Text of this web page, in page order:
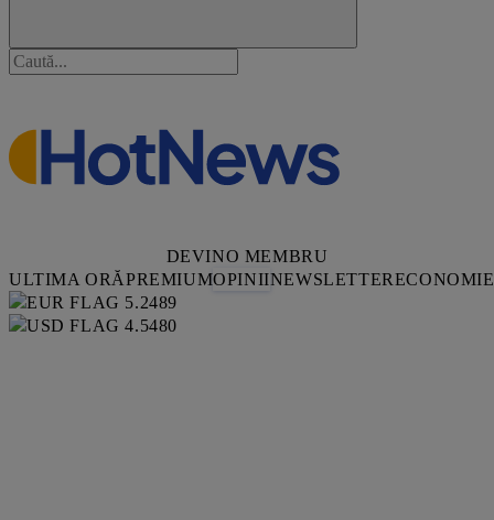
DEVINO MEMBRU
ULTIMA ORĂPREMIUMOPINIINEWSLETTERECONOMIE
5.2489
4.5480